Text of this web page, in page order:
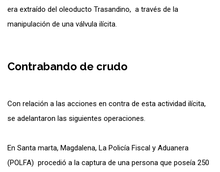
era extraído del oleoducto Trasandino, a través de la
manipulación de una válvula ilícita.
Contrabando de crudo
Con relación a las acciones en contra de esta actividad ilícita,
se adelantaron las siguientes operaciones.
En Santa marta, Magdalena, La Policía Fiscal y Aduanera
(POLFA) procedió a la captura de una persona que poseía 250